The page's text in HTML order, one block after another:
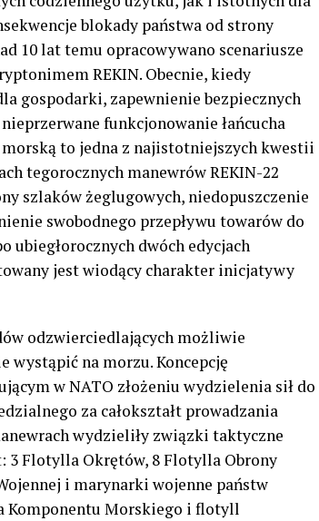
blokady państwa od strony
10 lat temu opracowywano scenariusze
REKIN. Obecnie, kiedy
gospodarki, zapewnienie bezpiecznych
funkcjonowanie łańcucha
to jedna z najistotniejszych kwestii
tegorocznych manewrów REKIN-22
szlaków żeglugowych, niedopuszczenie
swobodnego przepływu towarów do
ubiegłorocznych dwóch edycjach
jest wiodący charakter inicjatywy
odzwierciedlających możliwie
wystąpić na morzu. Koncepcję
w NATO złożeniu wydzielenia sił do
za całokształt prowadzania
wydzieliły związki taktyczne
3 Flotylla Okrętów, 8 Flotylla Obrony
i marynarki wojenne państw
Komponentu Morskiego i flotyll